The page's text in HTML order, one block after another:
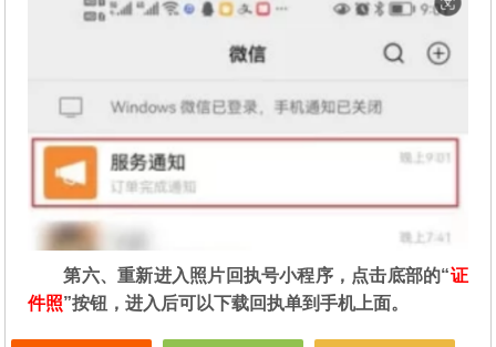
第六、重新进入照片回执号小程序，点击底部的“证
件照”按钮，进入后可以下载回执单到手机上面。